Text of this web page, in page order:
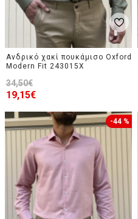
Ανδρικό χακί πουκάμισο Oxford
Modern Fit 243015X
19,15€
34,50€
-44 %